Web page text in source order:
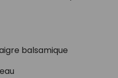
balsamique